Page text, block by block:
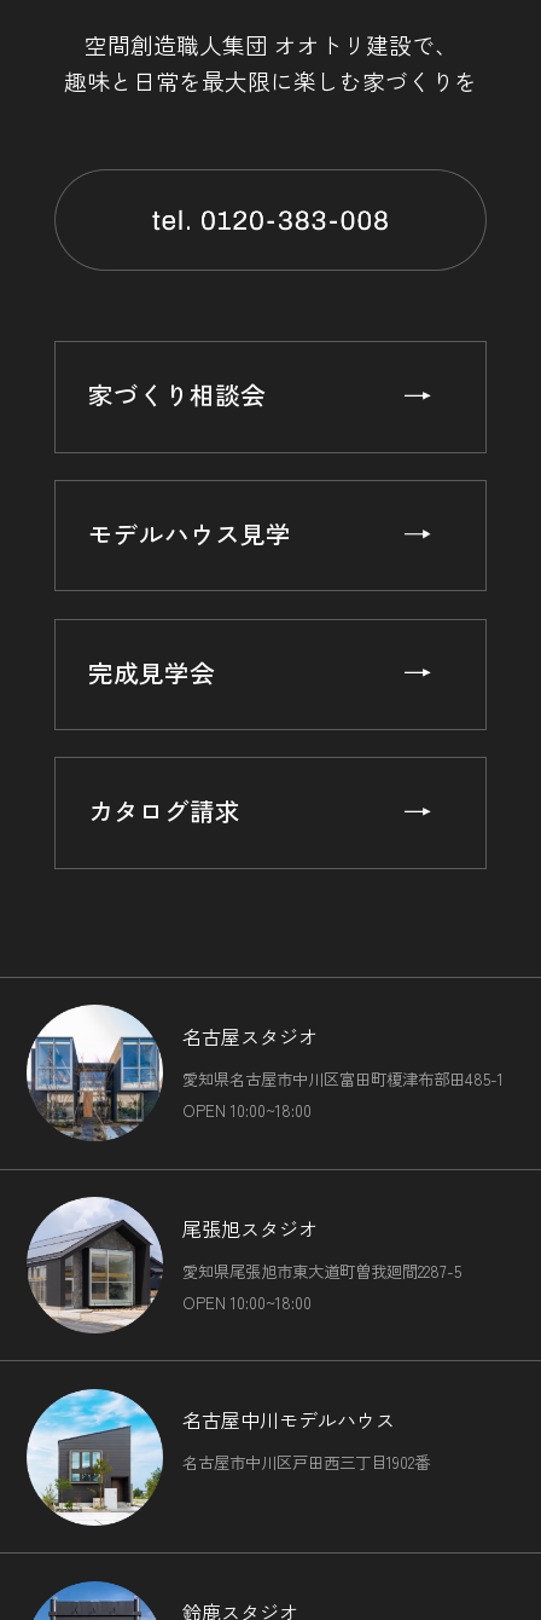
空間創造職人集団 オオトリ建設で、
趣味と日常を最大限に楽しむ家づくりを
家づくり相談会
モデルハウス見学
完成見学会
カタログ請求
名古屋スタジオ
愛知県名古屋市中川区富田町榎津布部田485-1
OPEN 10:00~18:00
尾張旭スタジオ
愛知県尾張旭市東大道町曽我廻間2287-5
OPEN 10:00~18:00
名古屋中川モデルハウス
名古屋市中川区戸田西三丁目1902番
鈴鹿スタジオ